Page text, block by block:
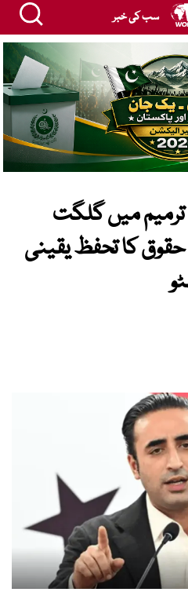
سب کی خبر
میں گلگت
کا تحفظ یقینی